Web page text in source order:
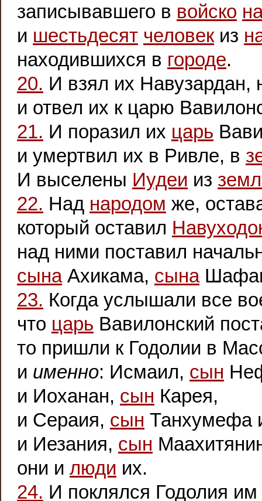
записывавшего в войско
и шестьдесят человекиз
находившихся в городе.
20. И взял их Навузардан,
и отвел их к царю
21. И поразил их царь
и умертвил их в Ривле, в
И выселены Иудеи из
22. Над народом же,
который оставил
над ними поставил
сынаАхикама, сына
23. Когда услышали все
что царь Вавилонский
то пришли к Годолии в
и именно: Исмаил, сын
и Иоханан, сын Карея,
и Сераия, сын Танхумефа
и Иезания, сын
они и люди их.
24. И поклялся Годолия